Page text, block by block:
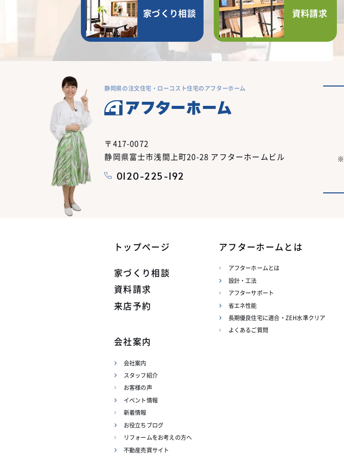
家づくり相談 資料請求
静岡県の注文住宅・ローコスト住宅のアフターホーム
〒417-0072
静岡県富士市浅間上町20-28 アフターホームビル
0120-225-192
トップページ
家づくり相談
資料請求
来店予約
アフターホームとは
アフターホームとは
設計・工法
アフターサポート
省エネ性能
長期優良住宅に適合・ZEH水準クリア
よくあるご質問
会社案内
会社案内
スタッフ紹介
お客様の声
イベント情報
新着情報
お役立ちブログ
リフォームをお考えの方へ
不動産売買サイト